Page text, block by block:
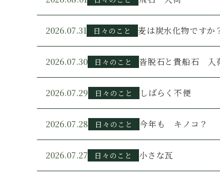
2026.07.31 日々のこと 麦は炭水化物ですか
2026.07.30 日々のこと 沓脱石と貴船石 入
2026.07.29 日々のこと しばらく不便
2026.07.28 日々のこと 今年も キノコ？
2026.07.27 日々のこと 小さな瓦